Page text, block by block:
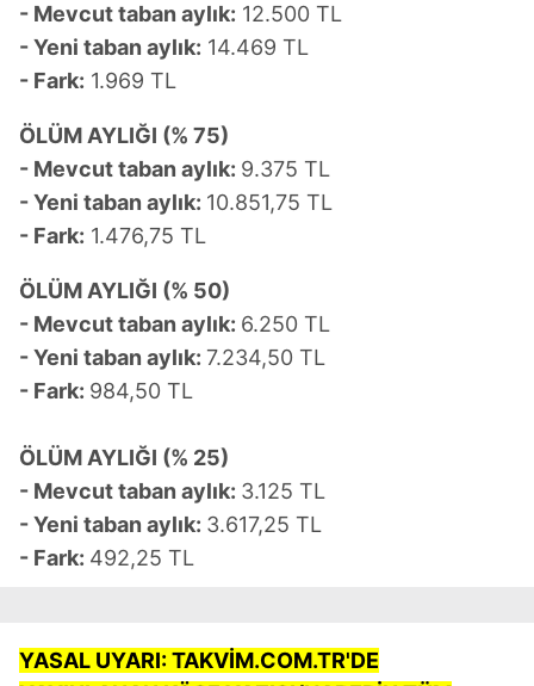
- Mevcut taban aylık: 12.500 TL
- Yeni taban aylık: 14.469 TL
- Fark: 1.969 TL
ÖLÜM AYLIĞI (% 75)
- Mevcut taban aylık: 9.375 TL
- Yeni taban aylık: 10.851,75 TL
- Fark: 1.476,75 TL
ÖLÜM AYLIĞI (% 50)
- Mevcut taban aylık: 6.250 TL
- Yeni taban aylık: 7.234,50 TL
- Fark: 984,50 TL
ÖLÜM AYLIĞI (% 25)
- Mevcut taban aylık: 3.125 TL
- Yeni taban aylık: 3.617,25 TL
- Fark: 492,25 TL
YASAL UYARI: TAKVİM.COM.TR'DE